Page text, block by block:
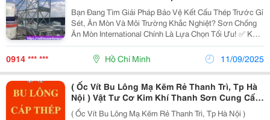
Bạn Đang Tìm Giải Pháp Bảo Vệ Kết Cấu Thép Trước Gỉ
Sét, Ăn Mòn Và Môi Trường Khắc Nghiệt? Sơn Chống
Ăn Mòn International Chính Là Lựa Chọn Tối Ưu! ✅ Khả
Năng Chống Ăn Mòn Vượt Trội ✅ Tăng Tuổi Thọ Công
Trình, Giảm Chi Phí Bảo Trì ✅ Ứng Dụng...
0914 *** *** Hồ Chí Minh 11/09/2025
( Ốc Vít Bu Lông Mạ Kẽm Rẻ Thanh Trì, Tp Hà
Nội ) Vật Tư Cơ Kim Khí Thanh Sơn Cung Cấp
Thanh Ty Ren Thép Mạ Kẽm, Ubolt, Đai Treo,
( Ốc Vít Bu Lông Mạ Kẽm Rẻ Thanh Trì, Tp Hà Nội )